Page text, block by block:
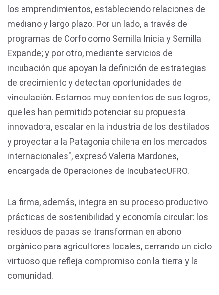
los emprendimientos, estableciendo relaciones de
mediano y largo plazo. Por un lado, a través de
programas de Corfo como Semilla Inicia y Semilla
Expande; y por otro, mediante servicios de
incubación que apoyan la definición de estrategias
de crecimiento y detectan oportunidades de
vinculación. Estamos muy contentos de sus logros,
que les han permitido potenciar su propuesta
innovadora, escalar en la industria de los destilados
y proyectar a la Patagonia chilena en los mercados
internacionales", expresó Valeria Mardones,
encargada de Operaciones de IncubatecUFRO.
La firma, además, integra en su proceso productivo
prácticas de sostenibilidad y economía circular: los
residuos de papas se transforman en abono
orgánico para agricultores locales, cerrando un ciclo
virtuoso que refleja compromiso con la tierra y la
comunidad.